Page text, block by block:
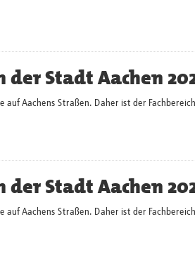
Stadt Aachen
Aachens Straßen. Daher ist der
Stadt Aachen
Aachens Straßen. Daher ist der